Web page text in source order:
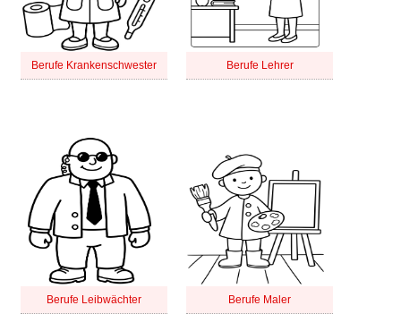
Berufe Krankenschwester Berufe Lehrer
Berufe Leibwächter Berufe Maler